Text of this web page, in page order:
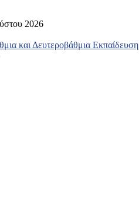
2026
και Δευτεροβάθμια Εκπαίδευση